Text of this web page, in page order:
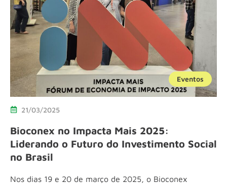
Eventos
21/03/2025
Bioconex no Impacta Mais 2025:
Liderando o Futuro do Investimento Social
no Brasil
Nos dias 19 e 20 de março de 2025, o Bioconex